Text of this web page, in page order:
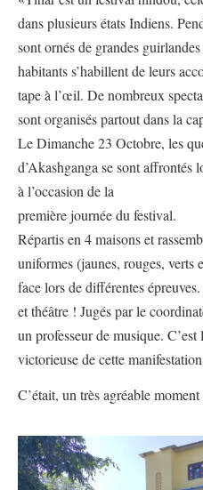
dans plusieurs états Indiens.
sont ornés de grandes
habitants s’habillent de leurs
tape à l’œil. De nombreux
sont organisés partout dans la
Le Dimanche 23 Octobre, les
d’Akashganga se sont affrontés
à l’occasion de la
première journée du festival.
Répartis en 4 maisons et
uniformes (jaunes, rouges, verts
face lors de différentes
et théâtre ! Jugés par le
un professeur de musique.
victorieuse de cette
C’était, un très agréable